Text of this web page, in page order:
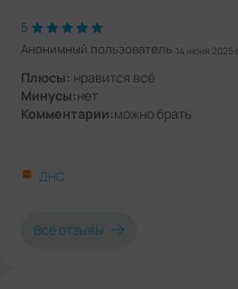
5
Анонимный пользователь 14 июня 2025 г.
Плюсы: нравится всё
Минусы:нет
Комментарии:можно брать
ДНС
Все отзывы